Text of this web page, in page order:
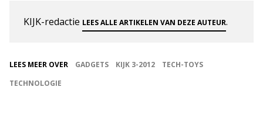
KIJK-redactie LEES ALLE ARTIKELEN VAN DEZE AUTEUR.
LEES MEER OVER GADGETS KIJK 3-2012
TECH-TOYS
TECHNOLOGIE